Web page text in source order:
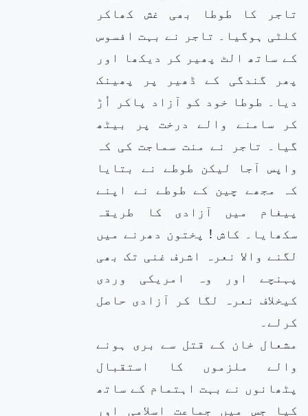
تاجر کا طوطا بھی غش کھاکر
کلٹی ہوگیا۔ تاجر نے بہت افسوس
کے ساتھ الٹ پھیر کر دیکھا اور
پھر گندگی کے ڈھیر پر پھینک
دیا۔ طوطا خود کو آزاد پاکر اُڑ
کر سامنے والے درخت پر بیٹھ
گیا۔ تاجر نے منت سماجت کی کہ
واپس آجا لیکن طوطے نے بتایا
کہ مجھے چین کے طوطے نے اپنے
پیغام میں آزادی کا طریقہ
سکھایا۔ کاش ! پختون دھرنے میں
لگنے والا نعرہ اشرف غنی تک بھی
پہنچے اور وہ امریکی وردی
کیخلاف نعرہ لگا کر آزادی حاصل
کرلے۔
مشعال خان کے قتل سے بری ہونے
والے ملزموں کا استقبال
پٹھانوں نے بہت اہتمام کے ساتھ
کیا جس میں جماعت اسلامی اور